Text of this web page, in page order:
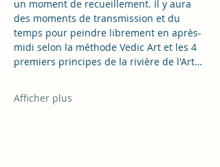
un moment de recueillement. Il y aura
des moments de transmission et du
temps pour peindre librement en après-
midi selon la méthode Vedic Art et les 4
premiers principes de la rivière de l'Art…
Afficher plus